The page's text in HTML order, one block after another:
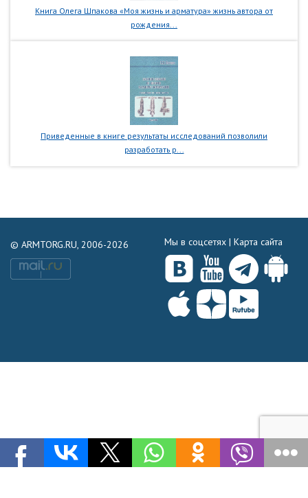
Книга Олега Шпакова «Моя жизнь и арматура» жизнь автора от
рождения...
Приведенные в книге результаты исследований позволили
разработать р...
© ARMTORG.RU, 2006-2026 Мы в соцсетях | Карта сайта